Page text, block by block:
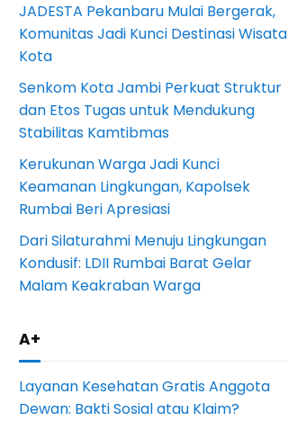
JADESTA Pekanbaru Mulai Bergerak,
Komunitas Jadi Kunci Destinasi Wisata
Kota
Senkom Kota Jambi Perkuat Struktur
dan Etos Tugas untuk Mendukung
Stabilitas Kamtibmas
Kerukunan Warga Jadi Kunci
Keamanan Lingkungan, Kapolsek
Rumbai Beri Apresiasi
Dari Silaturahmi Menuju Lingkungan
Kondusif: LDII Rumbai Barat Gelar
Malam Keakraban Warga
A+
Layanan Kesehatan Gratis Anggota
Dewan: Bakti Sosial atau Klaim?